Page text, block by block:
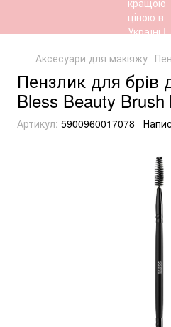
Аксесуари для макіяжу
Пензлик для брів
Bless Beauty
Артикул: 5900960017078